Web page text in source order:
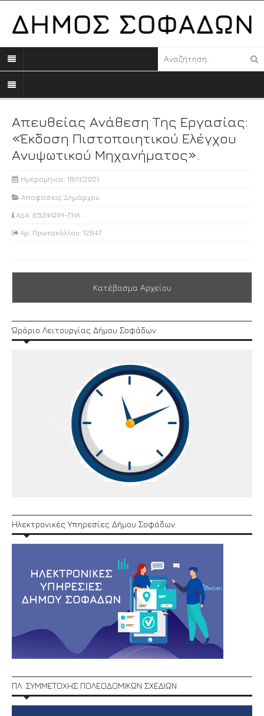
Απευθείας Ανάθεση Της Εργασίας:
«Έκδοση Πιστοποιητικού Ελέγχου
Ανυψωτικού Μηχανήματος».
Ημερομηνία: 18/11/2021
Αποφάσεις Δημάρχου
ΑΔΑ: 653ΨΩ1Μ-ΓΝΚ
Αρ. Πρωτοκόλλου: 12647
Κατέβασμα Αρχείου
Ώράριο Λειτουργίας Δήμου Σοφάδων
Ηλεκτρονικές Υπηρεσίες Δήμου Σοφάδων
ΠΛ. ΣΥΜΜΕΤΟΧΗΣ ΠΟΛΕΟΔΟΜΙΚΩΝ ΣΧΕΔΙΩΝ